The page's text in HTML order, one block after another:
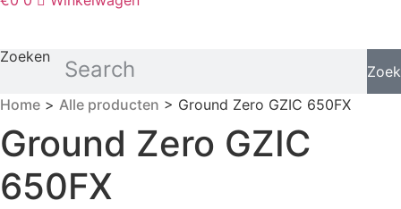
Zoeken
Zoek
Home > Alle producten > Ground Zero GZIC 650FX
Ground Zero GZIC
650FX